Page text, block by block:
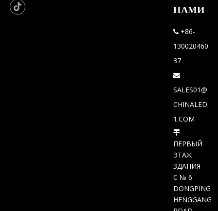
НАМИ
+86-
130020460
37

SALES01@
CHINALED
1.COM

ПЕРВЫЙ
ЭТАЖ
ЗДАНИЯ
C № 6
DONGPING
HENGGANG